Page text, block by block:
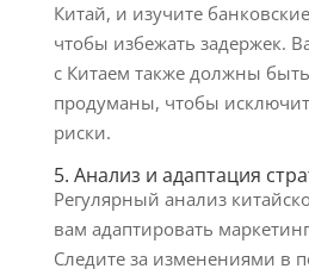
Китай, и изучите
чтобы избежать задержек.
с Китаем также должны
продуманы, чтобы
риски.
5. Анализ и адаптация
Регулярный анализ
вам адаптировать
Следите за изменениями в